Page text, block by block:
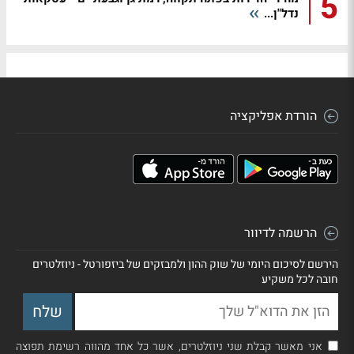
נדל"ן...
הורדת אפליקציה
הרשמה לדיוור
הירשם לסיכום היומי של שוק ההון ולמבזקים של ביזפורטל - ניוזלטרים
חובה לכל משקיע
אני מאשר קבלת שני ניוזלטרים, אשר כל אחד מהווה רשימת תפוצה